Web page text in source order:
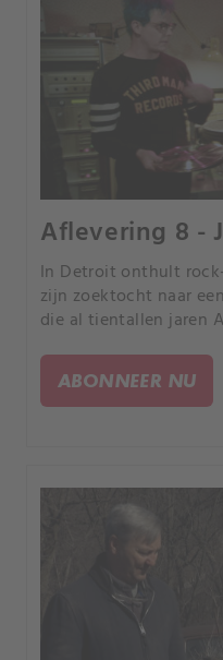
Aflevering 8 -
In Detroit onthult
zijn zoektocht naar
die al tientallen jaren
ABONNEER NU